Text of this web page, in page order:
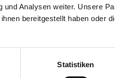
Analysen weiter. Unsere
bereitgestellt haben oder
Statistiken
bekannt ist. Dank der ruhigen,
Leben und privater
äußerst selten - ein Angebot,
das besondere Flair, das